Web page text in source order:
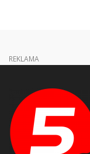
REKLAMA